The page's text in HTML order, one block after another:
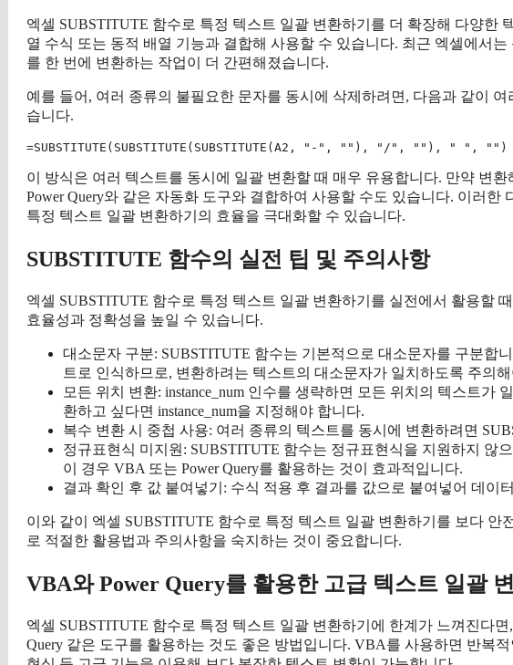
엑셀 SUBSTITUTE 함수로 특정 텍스트 일괄 변환하기를 더 확장해 다양한
열 수식 또는 동적 배열 기능과 결합해 사용할 수 있습니다. 최근 엑셀에서
를 한 번에 변환하는 작업이 더 간편해졌습니다.
예를 들어, 여러 종류의 불필요한 문자를 동시에 삭제하려면, 다음과 같이
습니다.
이 방식은 여러 텍스트를 동시에 일괄 변환할 때 매우 유용합니다. 만약 변
Power Query와 같은 자동화 도구와 결합하여 사용할 수도 있습니다. 이러한
특정 텍스트 일괄 변환하기의 효율을 극대화할 수 있습니다.
SUBSTITUTE 함수의 실전 팁 및 주의사항
엑셀 SUBSTITUTE 함수로 특정 텍스트 일괄 변환하기를 실전에서 활용할
효율성과 정확성을 높일 수 있습니다.
대소문자 구분: SUBSTITUTE 함수는 기본적으로 대소문자를 구분합
트로 인식하므로, 변환하려는 텍스트의 대소문자가 일치하도록 주의
모든 위치 변환: instance_num 인수를 생략하면 모든 위치의 텍스트가
환하고 싶다면 instance_num을 지정해야 합니다.
복수 변환 시 중첩 사용: 여러 종류의 텍스트를 동시에 변환하려면
정규표현식 미지원: SUBSTITUTE 함수는 정규표현식을 지원하지 않
이 경우 VBA 또는 Power Query를 활용하는 것이 효과적입니다.
결과 확인 후 값 붙여넣기: 수식 적용 후 결과를 값으로 붙여넣어 데이
이와 같이 엑셀 SUBSTITUTE 함수로 특정 텍스트 일괄 변환하기를 보다 안
로 적절한 활용법과 주의사항을 숙지하는 것이 중요합니다.
VBA와 Power Query를 활용한 고급 텍스트 일괄
엑셀 SUBSTITUTE 함수로 특정 텍스트 일괄 변환하기에 한계가 느껴진다면,
Query 같은 도구를 활용하는 것도 좋은 방법입니다. VBA를 사용하면 반복